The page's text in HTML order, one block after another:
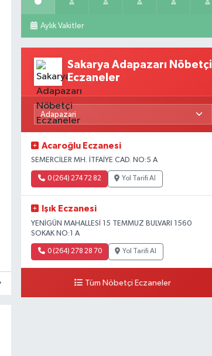
Aylık Vakitler
Sakarya Adapazarı Nöbetçi
Eczaneler
Acaroğlu Eczanesi
SEMERCİLER MH. İTFAİYE CAD. NO:5 A
0 (264) 274 72 82 Yol Tarifi Al
Işık Eczanesi
YENİGÜN MAHALLESİ 15 TEMMUZ BULVARI 1560
SOKAK NO:1 A
0 (264) 278 28 70 Yol Tarifi Al
Tüm Nöbetçi Eczaneler